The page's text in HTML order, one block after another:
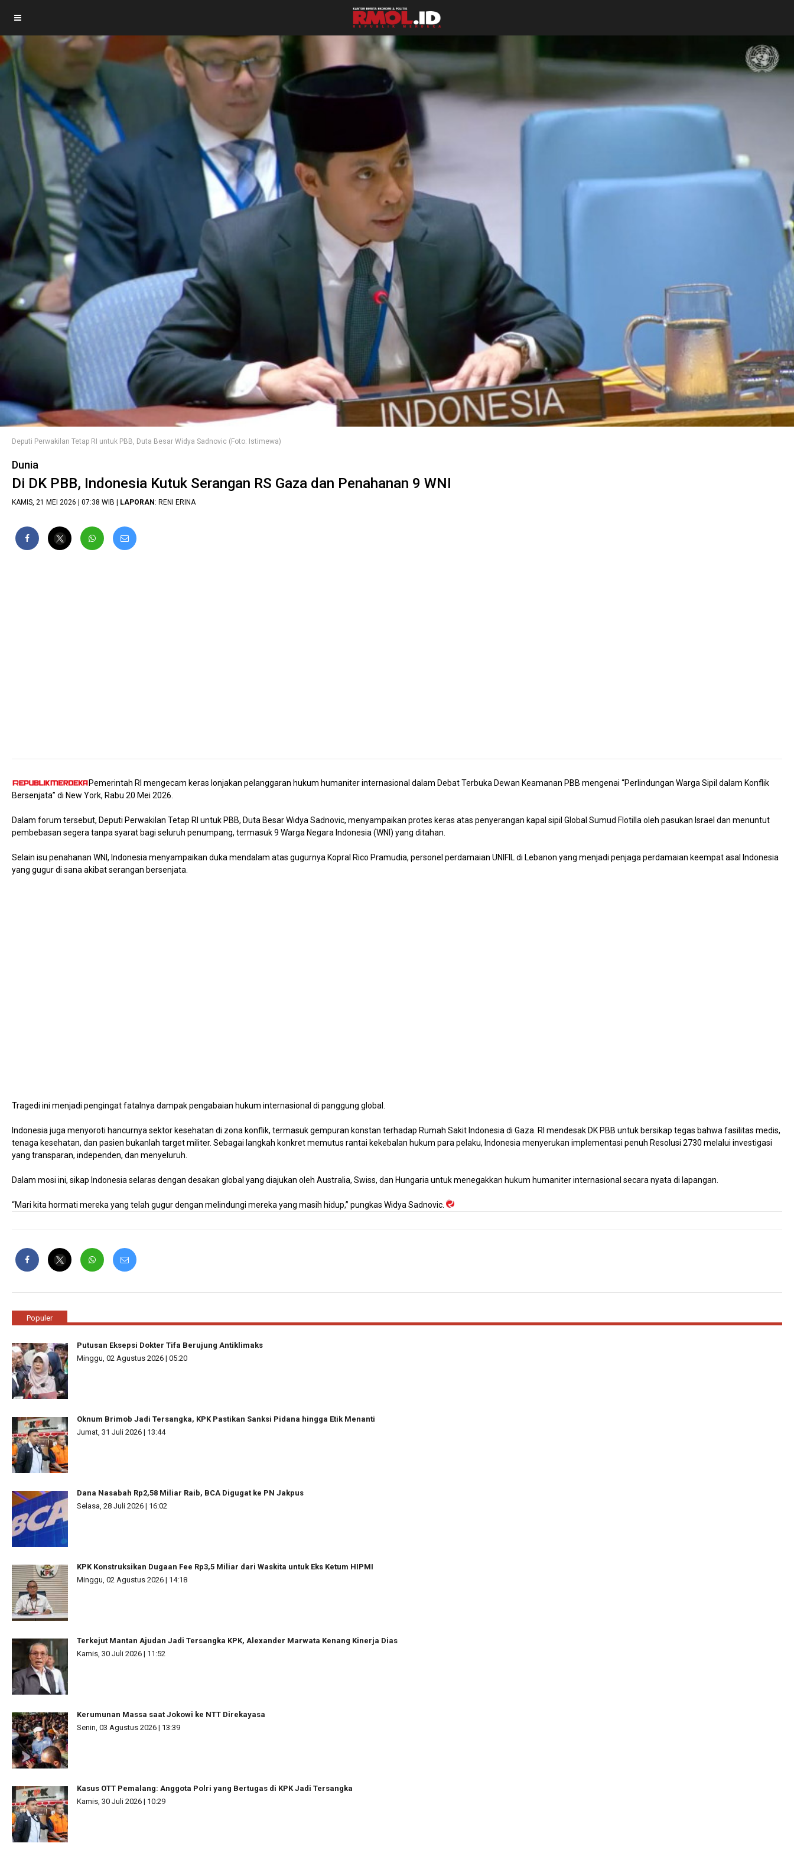
Deputi Perwakilan Tetap RI untuk PBB, Duta Besar Widya Sadnovic (Foto: Istimewa)
Dunia
Di DK PBB, Indonesia Kutuk Serangan RS Gaza dan Penahanan 9 WNI
KAMIS, 21 MEI 2026 | 07:38 WIB | LAPORAN: RENI ERINA
Pemerintah RI mengecam keras lonjakan pelanggaran hukum humaniter internasional dalam Debat Terbuka Dewan Keamanan PBB mengenai “Perlindungan Warga Sipil dalam Konflik
Bersenjata” di New York, Rabu 20 Mei 2026.
Dalam forum tersebut, Deputi Perwakilan Tetap RI untuk PBB, Duta Besar Widya Sadnovic, menyampaikan protes keras atas penyerangan kapal sipil Global Sumud Flotilla oleh pasukan Israel dan menuntut
pembebasan segera tanpa syarat bagi seluruh penumpang, termasuk 9 Warga Negara Indonesia (WNI) yang ditahan.
Selain isu penahanan WNI, Indonesia menyampaikan duka mendalam atas gugurnya Kopral Rico Pramudia, personel perdamaian UNIFIL di Lebanon yang menjadi penjaga perdamaian keempat asal Indonesia
yang gugur di sana akibat serangan bersenjata.
Tragedi ini menjadi pengingat fatalnya dampak pengabaian hukum internasional di panggung global.
Indonesia juga menyoroti hancurnya sektor kesehatan di zona konflik, termasuk gempuran konstan terhadap Rumah Sakit Indonesia di Gaza. RI mendesak DK PBB untuk bersikap tegas bahwa fasilitas medis,
tenaga kesehatan, dan pasien bukanlah target militer. Sebagai langkah konkret memutus rantai kekebalan hukum para pelaku, Indonesia menyerukan implementasi penuh Resolusi 2730 melalui investigasi
yang transparan, independen, dan menyeluruh.
Dalam mosi ini, sikap Indonesia selaras dengan desakan global yang diajukan oleh Australia, Swiss, dan Hungaria untuk menegakkan hukum humaniter internasional secara nyata di lapangan.
“Mari kita hormati mereka yang telah gugur dengan melindungi mereka yang masih hidup,” pungkas Widya Sadnovic.
Populer
Putusan Eksepsi Dokter Tifa Berujung Antiklimaks
Minggu, 02 Agustus 2026 | 05:20
Oknum Brimob Jadi Tersangka, KPK Pastikan Sanksi Pidana hingga Etik Menanti
Jumat, 31 Juli 2026 | 13:44
Dana Nasabah Rp2,58 Miliar Raib, BCA Digugat ke PN Jakpus
Selasa, 28 Juli 2026 | 16:02
KPK Konstruksikan Dugaan Fee Rp3,5 Miliar dari Waskita untuk Eks Ketum HIPMI
Minggu, 02 Agustus 2026 | 14:18
Terkejut Mantan Ajudan Jadi Tersangka KPK, Alexander Marwata Kenang Kinerja Dias
Kamis, 30 Juli 2026 | 11:52
Kerumunan Massa saat Jokowi ke NTT Direkayasa
Senin, 03 Agustus 2026 | 13:39
Kasus OTT Pemalang: Anggota Polri yang Bertugas di KPK Jadi Tersangka
Kamis, 30 Juli 2026 | 10:29